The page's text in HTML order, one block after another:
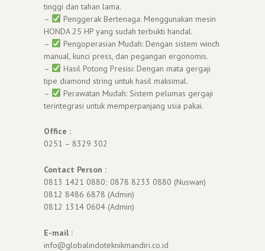
tinggi dan tahan lama.
–
Penggerak Bertenaga: Menggunakan mesin
HONDA 25 HP yang sudah terbukti handal.
–
Pengoperasian Mudah: Dengan sistem winch
manual, kunci press, dan pegangan ergonomis.
–
Hasil Potong Presisi: Dengan mata gergaji
tipe diamond string untuk hasil maksimal.
–
Perawatan Mudah: Sistem pelumas gergaji
terintegrasi untuk memperpanjang usia pakai.
Office :
0251 – 8329 302
Contact Person :
0813 1421 0880; 0878 8233 0880 (Nuswan)
0812 8486 6878 (Admin)
0812 1314 0604 (Admin)
E-mail :
info@globalindoteknikmandiri.co.id